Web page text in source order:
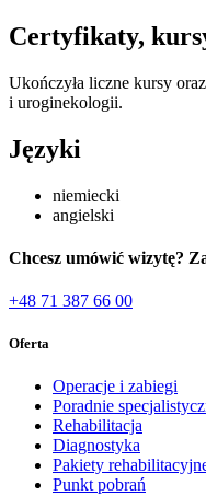
Certyfikaty,
Ukończyła liczne kursy
i uroginekologii.
Języki
niemiecki
angielski
Chcesz umówić wizytę?
+48 71 387 66 00
Oferta
Operacje i zabiegi
Poradnie
Rehabilitacja
Diagnostyka
Pakiety
Punkt pobrań